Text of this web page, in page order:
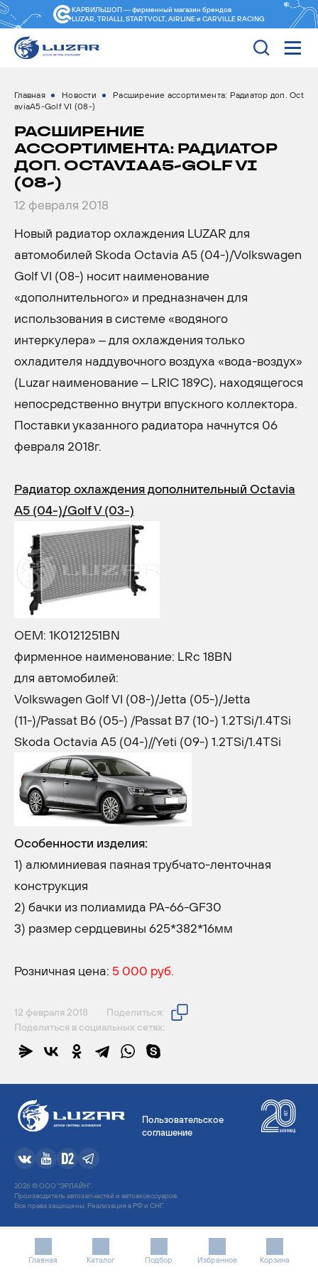
КАРВИЛЬШОП — фирменный магазин брендов
LUZAR, TRIALLI, STARTVOLT, AIRLINE и CARVILLE RACING
Главная Каталог Подбор Избранное Корзина
Главная Новости
Расширение ассортимента: Радиатор доп. Oct
aviaA5-Golf VI (08-)
РАСШИРЕНИЕ
АССОРТИМЕНТА: РАДИАТОР
ДОП. OCTAVIAA5-GOLF VI
(08-)
12 февраля 2018
Новый радиатор охлаждения LUZAR для
автомобилей Skoda Octavia A5 (04-)/Volkswagen
Golf VI (08-) носит наименование
«дополнительного» и предназначен для
использования в системе «водяного
интеркулера» – для охлаждения только
охладителя наддувочного воздуха «вода-воздух»
(Luzar наименование – LRIC 189C), находящегося
непосредственно внутри впускного коллектора.
Поставки указанного радиатора начнутся 06
февраля 2018г.
Радиатор охлаждения дополнительный Octavia
A5 (04-)/Golf V (03-)
OEM: 1K0121251BN
фирменное наименование: LRc 18BN
для автомобилей:
Volkswagen Golf VI (08-)/Jetta (05-)/Jetta
(11-)/Passat B6 (05-) /Passat B7 (10-) 1.2TSi/1.4TSi
Skoda Octavia A5 (04-)//Yeti (09-) 1.2TSi/1.4TSi
Особенности изделия:
1) алюминиевая паяная трубчато-ленточная
конструкция
2) бачки из полиамида PA-66-GF30
3) размер сердцевины 625*382*16мм
Розничная цена: 5 000 руб.
12 февраля 2018
Поделиться:
Поделиться в социальных сетях:
Пользовательское
соглашение
2026 © ООО "ЭРЛАЙН".
Производитель автозапчастей и автоаксессуаров.
Все права защищены. Реализация в РФ и СНГ.